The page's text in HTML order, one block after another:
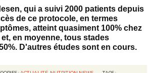
qui a suivi 2000 patients depuis
de ce protocole, en termes
atteint quasiment 100% chez
en moyenne, tous stades
D'autres études sont en cours.